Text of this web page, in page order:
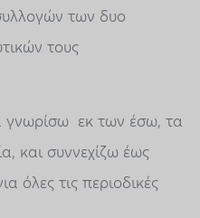
των δυο
τους
γνωρίσω εκ των έσω, τα
και συννεχίζω έως
όλες τις περιοδικές